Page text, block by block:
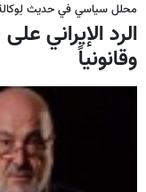
محلل سياسي في حديث
الرد الإيراني
وقانونياً